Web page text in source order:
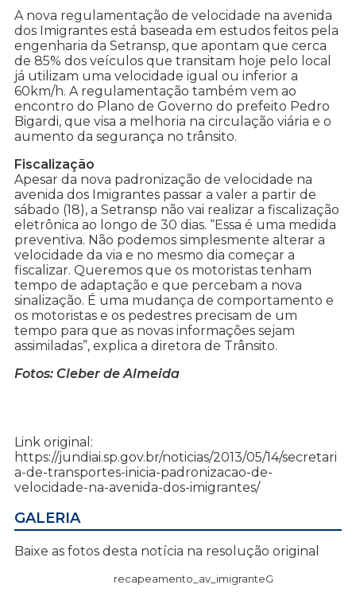
A nova regulamentação de velocidade na avenida
dos Imigrantes está baseada em estudos feitos pela
engenharia da Setransp, que apontam que cerca
de 85% dos veículos que transitam hoje pelo local
já utilizam uma velocidade igual ou inferior a
60km/h. A regulamentação também vem ao
encontro do Plano de Governo do prefeito Pedro
Bigardi, que visa a melhoria na circulação viária e o
aumento da segurança no trânsito.
Fiscalização
Apesar da nova padronização de velocidade na
avenida dos Imigrantes passar a valer a partir de
sábado (18), a Setransp não vai realizar a fiscalização
eletrônica ao longo de 30 dias. “Essa é uma medida
preventiva. Não podemos simplesmente alterar a
velocidade da via e no mesmo dia começar a
fiscalizar. Queremos que os motoristas tenham
tempo de adaptação e que percebam a nova
sinalização. É uma mudança de comportamento e
os motoristas e os pedestres precisam de um
tempo para que as novas informações sejam
assimiladas”, explica a diretora de Trânsito.
Fotos: Cleber de Almeida
Link original:
https://jundiai.sp.gov.br/noticias/2013/05/14/secretari
a-de-transportes-inicia-padronizacao-de-
velocidade-na-avenida-dos-imigrantes/
GALERIA
Baixe as fotos desta notícia na resolução original
recapeamento_av_imigranteG